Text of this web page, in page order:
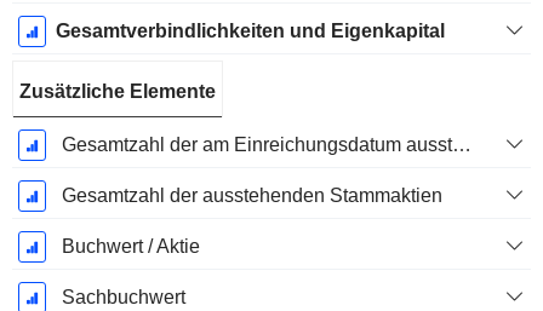
Gesamtverbindlichkeiten und Eigenkapital
Zusätzliche Elemente
Gesamtzahl der am Einreichungsdatum ausstehenden Aktien
Gesamtzahl der ausstehenden Stammaktien
Buchwert / Aktie
Sachbuchwert